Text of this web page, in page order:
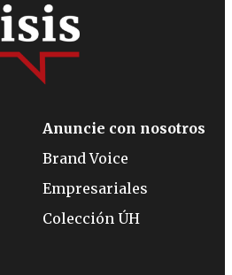
Anuncie con nosotros
Brand Voice
Empresariales
Colección ÚH